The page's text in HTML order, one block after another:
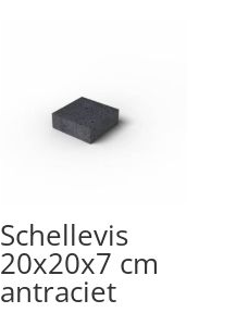
Schellevis
20x20x7 cm
antraciet